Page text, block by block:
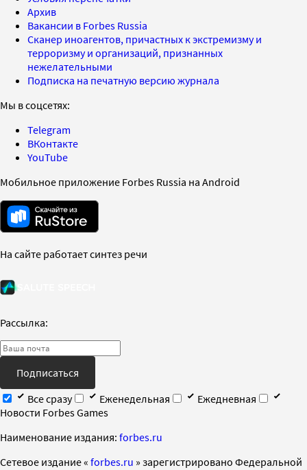
Архив
Вакансии в Forbes Russia
Сканер иноагентов, причастных к экстремизму и
терроризму и организаций, признанных
нежелательными
Подписка на печатную версию журнала
Мы в соцсетях:
Telegram
ВКонтакте
YouTube
Мобильное приложение Forbes Russia на Android
На сайте работает синтез речи
Рассылка:
Подписаться
Все сразу
Еженедельная
Ежедневная
Новости Forbes Games
Наименование издания: forbes.ru
Cетевое издание « forbes.ru » зарегистрировано Федеральной